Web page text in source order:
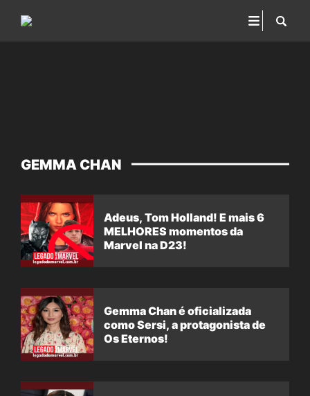
GEMMA CHAN
Adeus, Tom Holland! E mais 6
MELHORES momentos da
Marvel na D23!
Gemma Chan é oficializada
como Sersi, a protagonista de
Os Eternos!